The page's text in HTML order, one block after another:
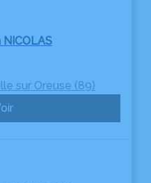
NICOLAS
sur Oreuse (89)